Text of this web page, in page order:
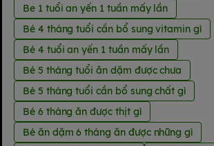
Be 1 tuổi an yến 1 tuần mấy lần
Bé 4 tháng tuổi cần bổ sung vitamin gì
Bé 4 tuổi an yến 1 tuần mấy lần
Bé 5 tháng tuổi ăn dặm được chưa
Bé 5 tháng tuổi cần bổ sung chất gì
Bé 6 tháng ăn được thịt gì
Bé ăn dặm 6 tháng ăn được những gì